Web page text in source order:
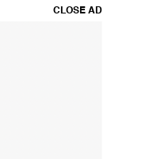
CLOSE AD